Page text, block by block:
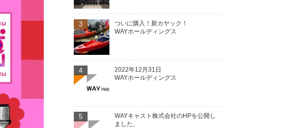
3
ついに購入！新カヤック！
WAYホールディングス
4
2022年12月31日
WAYホールディングス
5
WAYキャスト株式会社のHPを公開し
ました。